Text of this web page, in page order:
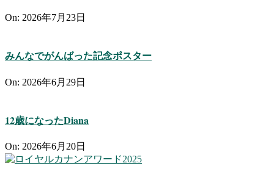
On: 2026年7月23日
みんなでがんばった記念ポスター
On: 2026年6月29日
12歳になったDiana
On: 2026年6月20日